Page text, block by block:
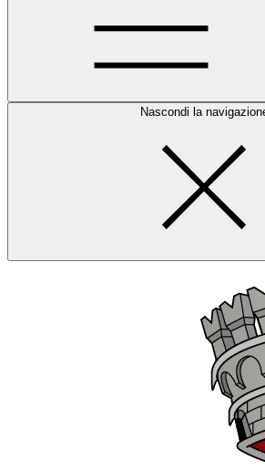
Nascondi la